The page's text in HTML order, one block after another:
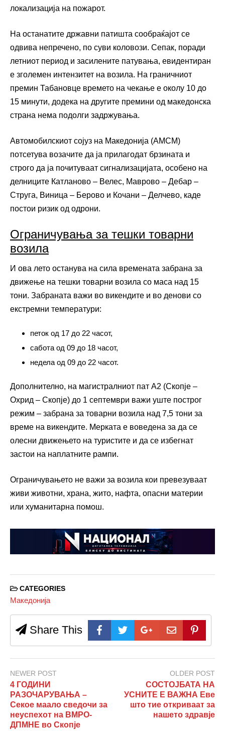
локализација на пожарот.
На останатите државни патишта сообраќајот се
одвива непречено, по суви коловози. Сепак, поради
летниот период и засилените патувања, евидентиран
е зголемен интензитет на возила. На граничниот
премин Табановце времето на чекање е околу 10 до
15 минути, додека на другите премини од македонска
страна нема подолги задржувања.
Автомобилскиот сојуз на Македонија (АМСМ)
потсетува возачите да ја прилагодат брзината и
строго да ја почитуваат сигнализацијата, особено на
делниците Катланово – Велес, Маврово – Дебар –
Струга, Виница – Берово и Кочани – Делчево, каде
постои ризик од одрони.
Ограничувања за тешки товарни
возила
И ова лето останува на сила времената забрана за
движење на тешки товарни возила со маса над 15
тони. Забраната важи во викендите и во денови со
екстремни температури:
петок од 17 до 22 часот,
сабота од 09 до 18 часот,
недела од 09 до 22 часот.
Дополнително, на магистралниот пат А2 (Скопје –
Охрид – Скопје) до 1 септември важи уште построг
режим – забрана за товарни возила над 7,5 тони за
време на викендите. Мерката е воведена за да се
олесни движењето на туристите и да се избегнат
застои на наплатните рампи.
Ограничувањето не важи за возила кои превезуваат
живи животни, храна, жито, нафта, опасни материи
или хуманитарна помош.
CATEGORIES
Македонија
Share This
NEWER POST
4 ГОДИНИ
РАЗОЧАРУВАЊА –
Секое маало сведочи за
неуспехот на ВМРО-
ДПМНЕ во Скопје
OLDER POST
СОСТОЈБАТА НА
УСНИТЕ Е ВАЖНА Еве
што тие откриваат за
нашето здравје